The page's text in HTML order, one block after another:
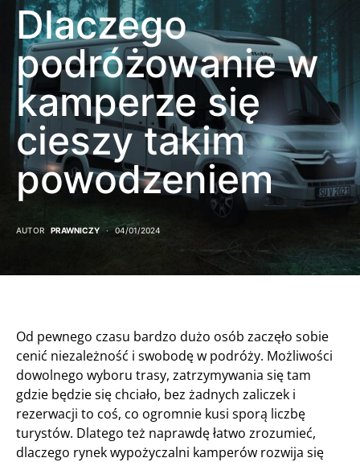
Dlaczego
podróżowanie w
kamperze się
cieszy takim
powodzeniem
AUTOR PRAWNICZY 04/01/2024
Od pewnego czasu bardzo dużo osób zaczęło sobie
cenić niezależność i swobodę w podróży. Możliwości
dowolnego wyboru trasy, zatrzymywania się tam
gdzie będzie się chciało, bez żadnych zaliczek i
rezerwacji to coś, co ogromnie kusi sporą liczbę
turystów. Dlatego też naprawdę łatwo zrozumieć,
dlaczego rynek wypożyczalni kamperów rozwija się